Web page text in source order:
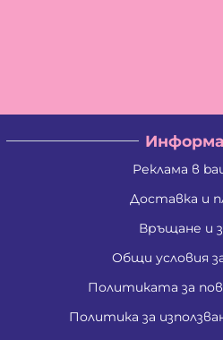
Реклама в
Доставка и
Връщане и
Общи условия
Политиката за
Политика за